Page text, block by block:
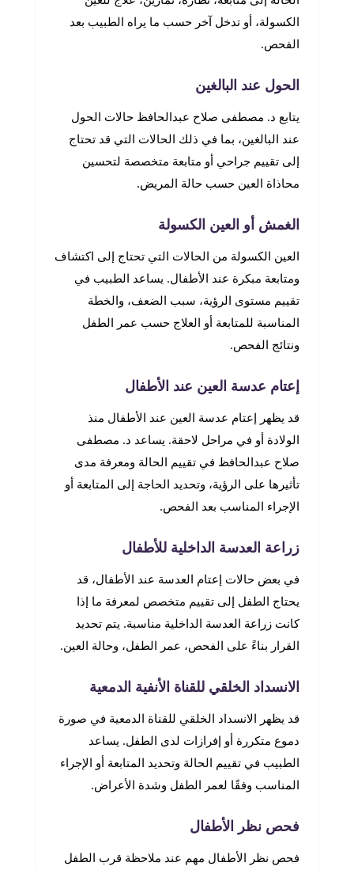
الكسولة، أو تدخل آخر حسب ما يراه الطبيب بعد
الفحص.
الحول عند البالغين
يتابع د. مصطفى صلاح عبدالحافظ حالات الحول
عند البالغين، بما في ذلك الحالات التي قد تحتاج
إلى تقييم جراحي أو متابعة متخصصة لتحسين
محاذاة العين حسب حالة المريض.
الغمش أو العين الكسولة
العين الكسولة من الحالات التي تحتاج إلى اكتشاف
ومتابعة مبكرة عند الأطفال. يساعد الطبيب في
تقييم مستوى الرؤية، سبب الضعف، والخطة
المناسبة للمتابعة أو العلاج حسب عمر الطفل
ونتائج الفحص.
إعتام عدسة العين عند الأطفال
قد يظهر إعتام عدسة العين عند الأطفال منذ
الولادة أو في مراحل لاحقة. يساعد د. مصطفى
صلاح عبدالحافظ في تقييم الحالة ومعرفة مدى
تأثيرها على الرؤية، وتحديد الحاجة إلى المتابعة أو
الإجراء المناسب بعد الفحص.
زراعة العدسة الداخلية للأطفال
في بعض حالات إعتام العدسة عند الأطفال، قد
يحتاج الطفل إلى تقييم متخصص لمعرفة ما إذا
كانت زراعة العدسة الداخلية مناسبة. يتم تحديد
القرار بناءً على الفحص، عمر الطفل، وحالة العين.
الانسداد الخلقي للقناة الأنفية الدمعية
قد يظهر الانسداد الخلقي للقناة الدمعية في صورة
دموع متكررة أو إفرازات لدى الطفل. يساعد
الطبيب في تقييم الحالة وتحديد المتابعة أو الإجراء
المناسب وفقًا لعمر الطفل وشدة الأعراض.
فحص نظر الأطفال
فحص نظر الأطفال مهم عند ملاحظة قرب الطفل